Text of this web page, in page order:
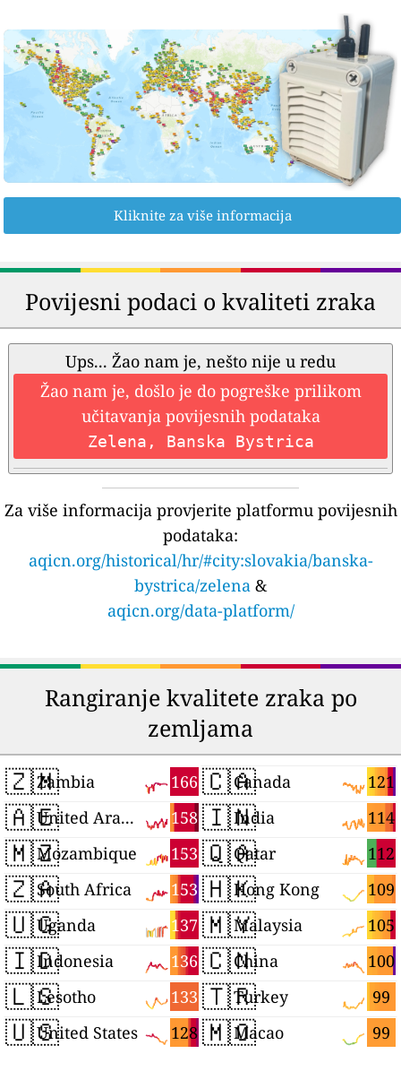
Kliknite za više informacija
Povijesni podaci o kvaliteti zraka
Ups... Žao nam je, nešto nije u redu
Žao nam je, došlo je do pogreške prilikom
učitavanja povijesnih podataka
Zelena, Banska Bystrica
Za više informacija provjerite platformu povijesnih
podataka:
aqicn.org/historical/hr/#city:slovakia/banska-
bystrica/zelena &
aqicn.org/data-platform/
Rangiranje kvalitete zraka po
zemljama
🇿🇲 166
Zambia
🇦🇪 158
United Arab Emirates
🇲🇿 153
Mozambique
🇿🇦 153
South Africa
🇺🇬 137
Uganda
🇮🇩 136
Indonesia
🇱🇸 133
Lesotho
🇺🇸 128
United States
🇨🇦 121
Canada
🇮🇳 114
India
🇶🇦 112
Qatar
🇭🇰 109
Hong Kong
🇲🇾 105
Malaysia
🇨🇳 100
China
🇹🇷 99
Turkey
🇲🇴 99
Macao